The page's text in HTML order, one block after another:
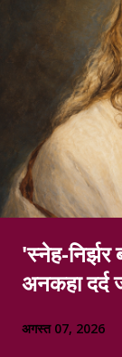
'स्नेह-निर्झर
अनकहा दर्द
अगस्त 07, 2026